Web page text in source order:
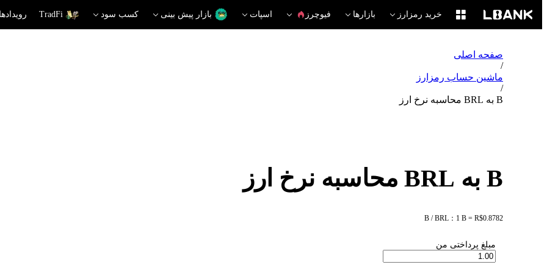
خرید رمزارز بازارها فیوچرز اسپات بازار پیش بینی کسب سود TradFi
صفحه اصلی
/
ماشین حساب رمزارز
/
B به BRL محاسبه نرخ ارز
B به BRL محاسبه نرخ ارز
B / BRL：1 B = R$0.8782
مبلغ پرداختی من